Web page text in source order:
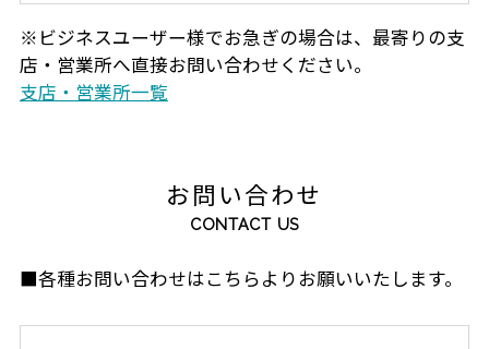
※ビジネスユーザー様でお急ぎの場合は、最寄りの支
店・営業所へ直接お問い合わせください。
支店・営業所一覧
お問い合わせ
CONTACT US
■各種お問い合わせはこちらよりお願いいたします。